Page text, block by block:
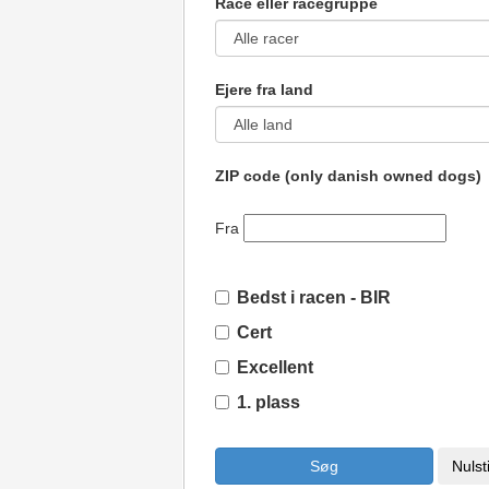
Ejere fra land
ZIP code (only danish owned dogs)
Fra
Bedst i racen - BIR
Cert
Excellent
1. plass